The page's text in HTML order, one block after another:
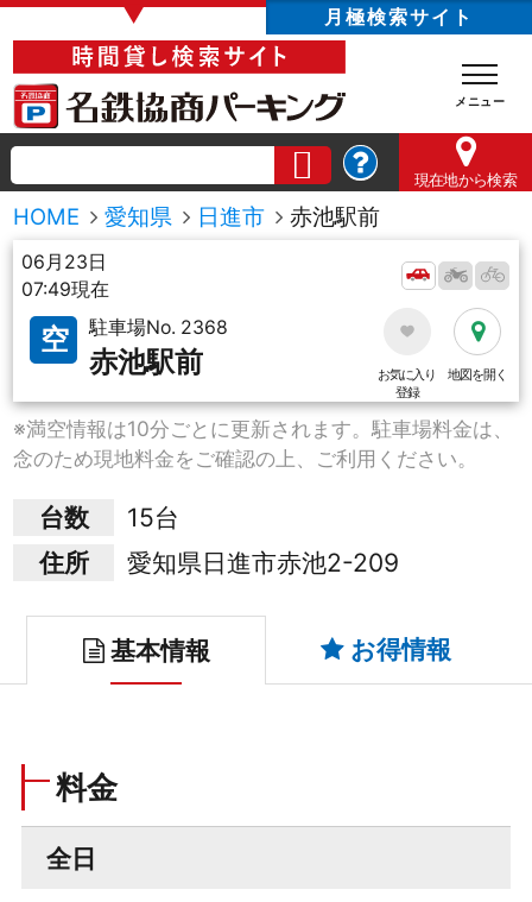
▼ 月極検索サイト
現在地から検索
HOME 愛知県 日進市 赤池駅前
06月23日
07:49現在
空 駐車場No. 2368
赤池駅前
お気に入り
登録
地図を開く
※満空情報は10分ごとに更新されます。駐車場料金は、
念のため現地料金をご確認の上、ご利用ください。
台数
15台
住所
愛知県日進市赤池2-209
基本情報 お得情報
料金
全日